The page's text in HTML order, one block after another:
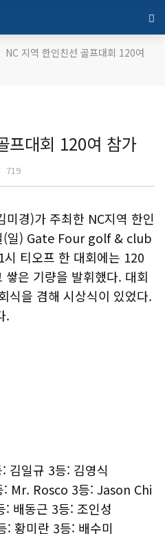
NC 지역 한인친선 골프대회 120여
프대회 120여 참가
719
경)가 주최한 NC지역 한인
(일) Gate Four golf & club
티오프 한 대회에는 120
은 기량을 발휘했다. 대회
식을 겸해 시상식이 있었다.
.
김일규 3등: 김영식
: Mr. Rosco 3등: Jason Chi
: 배동근 3등: 조인성
: 황미란 3등: 배수미